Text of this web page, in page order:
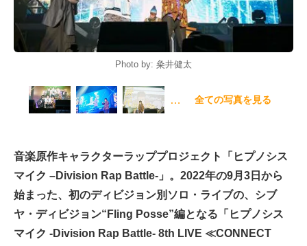
Photo by: 粂井健太
… 全ての写真を見る
音楽原作キャラクターラッププロジェクト「ヒプノシス
マイク –Division Rap Battle-」。2022年の9月3日から
始まった、初のディビジョン別ソロ・ライブの、シブ
ヤ・ディビジョン“Fling Posse”編となる「ヒプノシス
マイク -Division Rap Battle- 8th LIVE ≪CONNECT